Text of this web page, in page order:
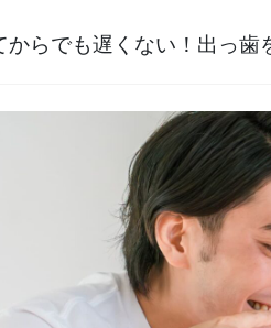
からでも遅くない！出っ歯